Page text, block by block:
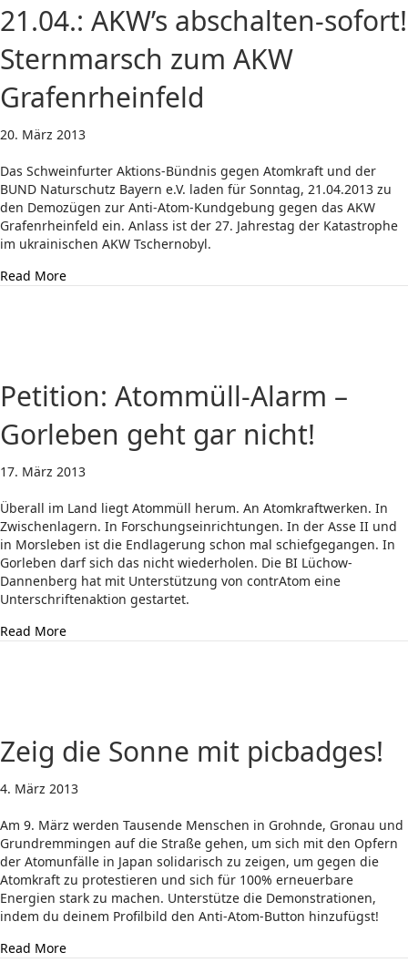
21.04.: AKW’s abschalten-sofort!
Sternmarsch zum AKW
Grafenrheinfeld
20. März 2013
Das Schweinfurter Aktions-Bündnis gegen Atomkraft und der
BUND Naturschutz Bayern e.V. laden für Sonntag, 21.04.2013 zu
den Demozügen zur Anti-Atom-Kundgebung gegen das AKW
Grafenrheinfeld ein. Anlass ist der 27. Jahrestag der Katastrophe
im ukrainischen AKW Tschernobyl.
Read Moreabout 21.04.: AKW’s abschalten-sofort! Sternmarsch
Petition: Atommüll-Alarm –
Gorleben geht gar nicht!
17. März 2013
Überall im Land liegt Atommüll herum. An Atomkraftwerken. In
Zwischenlagern. In Forschungseinrichtungen. In der Asse II und
in Morsleben ist die Endlagerung schon mal schiefgegangen. In
Gorleben darf sich das nicht wiederholen. Die BI Lüchow-
Dannenberg hat mit Unterstützung von contrAtom eine
Unterschriftenaktion gestartet.
Read Moreabout Petition: Atommüll-Alarm – Gorleben geht gar
Zeig die Sonne mit picbadges!
4. März 2013
Am 9. März werden Tausende Menschen in Grohnde, Gronau und
Grundremmingen auf die Straße gehen, um sich mit den Opfern
der Atomunfälle in Japan solidarisch zu zeigen, um gegen die
Atomkraft zu protestieren und sich für 100% erneuerbare
Energien stark zu machen. Unterstütze die Demonstrationen,
indem du deinem Profilbild den Anti-Atom-Button hinzufügst!
Read Moreabout Zeig die Sonne mit picbadges!